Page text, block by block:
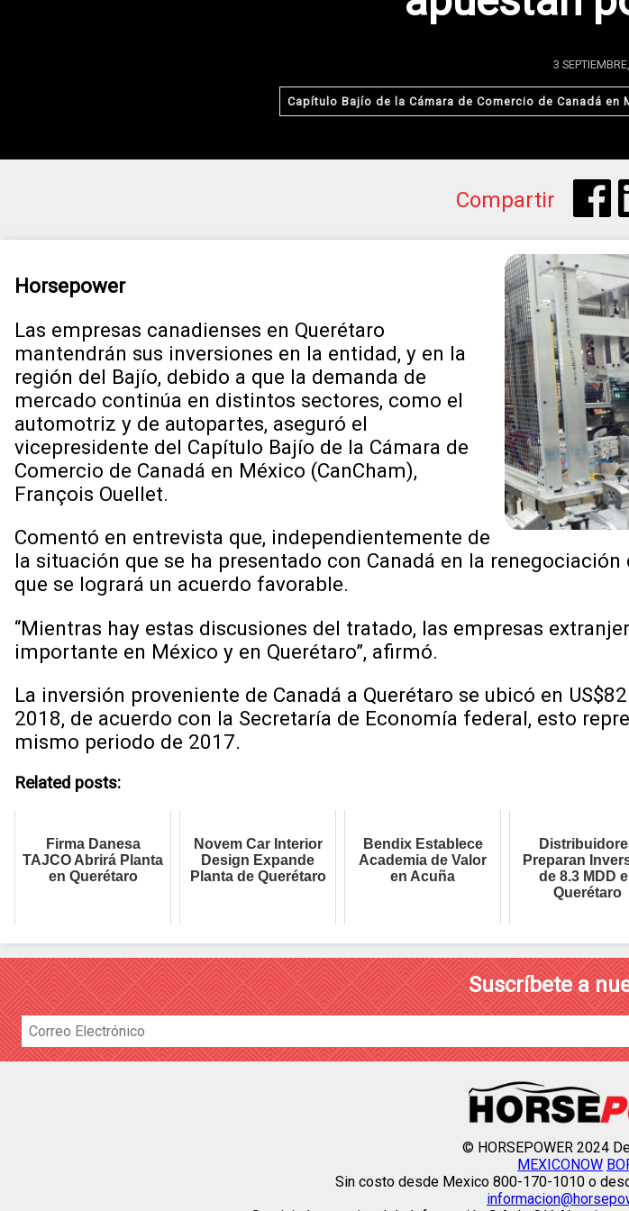
3
Capítulo Bajío de la Cámara de Comercio de Canadá en
Compartir
Horsepower
Las empresas canadienses en Querétaro
mantendrán sus inversiones en la entidad, y en la
región del Bajío, debido a que la demanda de
mercado continúa en distintos sectores, como el
automotriz y de autopartes, aseguró el
vicepresidente del Capítulo Bajío de la Cámara de
Comercio de Canadá en México (CanCham),
François Ouellet.
Comentó en entrevista que, independientemente de
la situación que se ha presentado con Canadá en la
que se logrará un acuerdo favorable.
“Mientras hay estas discusiones del tratado, las empresas
importante en México y en Querétaro”, afirmó.
La inversión proveniente de Canadá a Querétaro se ubicó en
2018, de acuerdo con la Secretaría de Economía federal, esto
mismo periodo de 2017.
Related posts:
Firma Danesa
TAJCO Abrirá Planta
en Querétaro
Novem Car Interior
Design Expande
Planta de Querétaro
Bendix Establece
Academia de Valor
en Acuña
Preparan
de 8.3 MDD
Querétaro
Suscríbete a
© HORSEPOWER 2024
MEXICONOW
Sin costo desde Mexico 800-170-1010 o